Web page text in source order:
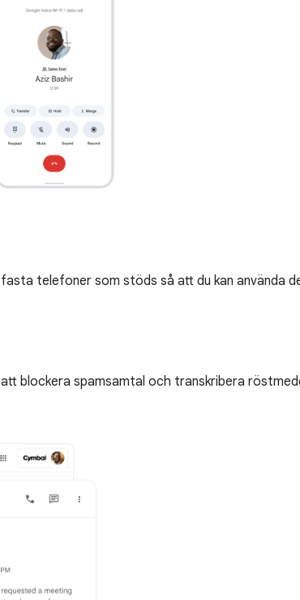
telefoner som stöds så att du kan använda
blockera spamsamtal och transkribera